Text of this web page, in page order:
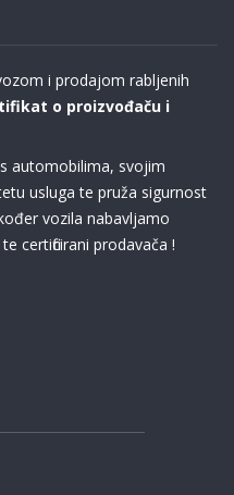
i prodajom rabljenih
o proizvođaču i
automobilima, svojim
usluga te pruža sigurnost
vozila nabavljamo
certificirani prodavača !